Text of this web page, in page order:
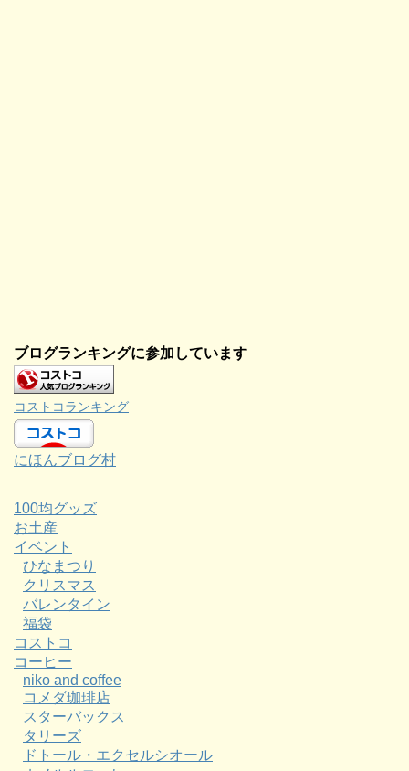
ブログランキングに参加しています
コストコランキング
にほんブログ村
100均グッズ
お土産
イベント
ひなまつり
クリスマス
バレンタイン
福袋
コストコ
コーヒー
niko and coffee
コメダ珈琲店
スターバックス
タリーズ
ドトール・エクセルシオール